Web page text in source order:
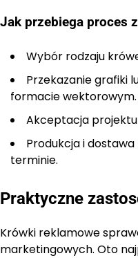
Jak przebiega proces
Wybór rodzaju
Przekazanie grafiki
formacie wektorowym.
Akceptacja
Produkcja i
terminie.
Praktyczne
Krówki reklamowe
marketingowych. Oto